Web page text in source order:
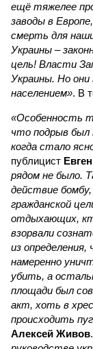
ещё тяжелее
заводы в
смерть для
Украины –
цель! Власти
Украины. Но
населением». В
«Особенность
что подрыв был
когда стало
публицист
рядом не было.
действие
гражданской
отдыхающих,
взорвали
из
намеренно
убить, а
площади был
акт, хоть в
происходить
Алексей Живов